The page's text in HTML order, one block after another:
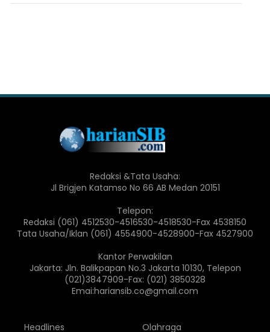
Redaksi &Tata Usaha:
Jl Brigjen Katamso No 66 AB Medan 20151
Telepon:
Redaksi (061) 4512530-4516530-4518530-Fax 4538150
Tata Usaha/Iklan (061) 4554900-4528900-Fax 4527900
Kantor Perwakilan
Jakarta: Jln. Balikpapan No.3 Jakarta 10130, Telepon
(021)3847909-Fax: (021) 3850328
Emai:hariansib.co@gmail.com
Headlines
Olahraga